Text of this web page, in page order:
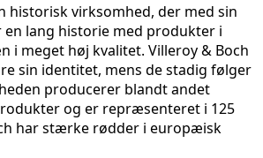
historisk virksomhed, der med sin
en lang historie med produkter i
i meget høj kvalitet. Villeroy & Boch
sin identitet, mens de stadig følger
producerer blandt andet
og er repræsenteret i 125
har stærke rødder i europæisk